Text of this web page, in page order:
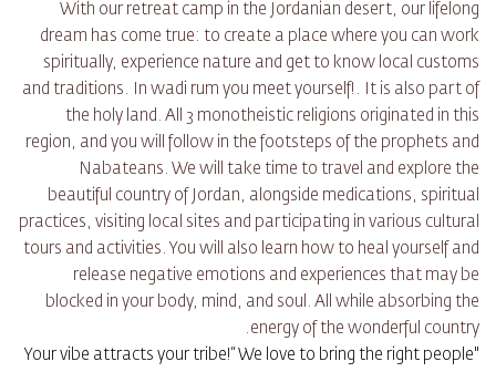
With our retreat camp in the Jordanian desert, our lifelong
dream has come true: to create a place where you can work
spiritually, experience nature and get to know local customs
and traditions. In wadi rum you meet yourself!. It is also part of
the holy land. All 3 monotheistic religions originated in this
region, and you will follow in the footsteps of the prophets and
Nabateans. We will take time to travel and explore the
beautiful country of Jordan, alongside medications, spiritual
practices, visiting local sites and participating in various cultural
tours and activities. You will also learn how to heal yourself and
release negative emotions and experiences that may be
blocked in your body, mind, and soul. All while absorbing the
energy of the wonderful country.
"Your vibe attracts your tribe!“ We love to bring the right people